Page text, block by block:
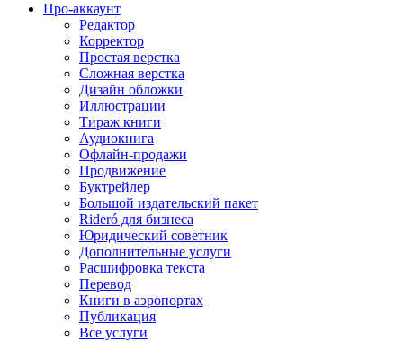
Про-аккаунт
Редактор
Корректор
Простая верстка
Сложная верстка
Дизайн обложки
Иллюстрации
Тираж книги
Аудиокнига
Офлайн-продажи
Продвижение
Буктрейлер
Большой издательский пакет
Rideró для бизнеса
Юридический советник
Дополнительные услуги
Расшифровка текста
Перевод
Книги в аэропортах
Публикация
Все услуги